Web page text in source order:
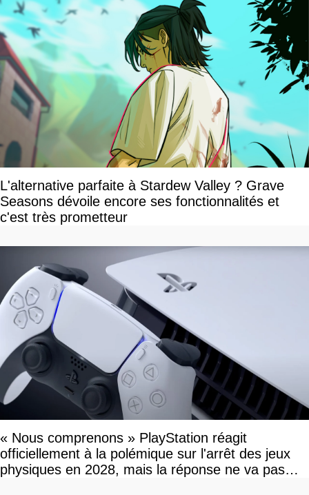
L'alternative parfaite à Stardew Valley ? Grave
Seasons dévoile encore ses fonctionnalités et
c'est très prometteur
« Nous comprenons » PlayStation réagit
officiellement à la polémique sur l'arrêt des jeux
physiques en 2028, mais la réponse ne va pas